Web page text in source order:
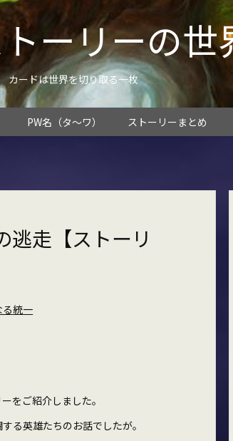
ーリーの世
カードは世界を切り取る一枚
PW名（タ～ワ） ストーリーまとめ
逃走【ストーリ
る統一
をご紹介しました。
る英雄たちのお話でしたが。